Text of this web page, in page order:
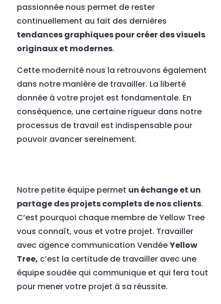
passionnée nous permet de rester
continuellement au fait des dernières
tendances graphiques pour créer des visuels
originaux et modernes.
Cette modernité nous la retrouvons également
dans notre manière de travailler. La liberté
donnée à votre projet est fondamentale. En
conséquence, une certaine rigueur dans notre
processus de travail est indispensable pour
pouvoir avancer sereinement.
Notre petite équipe permet un échange et un
partage des projets complets de nos clients.
C’est pourquoi chaque membre de Yellow Tree
vous connaît, vous et votre projet. Travailler
avec agence communication VendéeYellow
Tree, c’est la certitude de travailler avec une
équipe soudée qui communique et qui fera tout
pour mener votre projet à sa réussite.